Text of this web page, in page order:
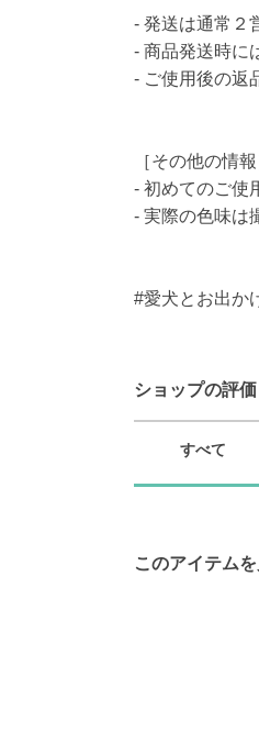
- 発送は通常２
- 商品発送時に
- ご使用後の返
［その他の情報
- 初めてのご使
- 実際の色味は
#愛犬とお出か
ショップの評価
すべて
このアイテム